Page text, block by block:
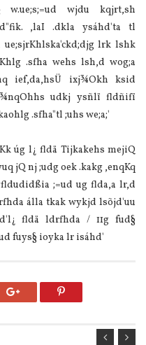
wjdu kqjrt,sh
,laI .dkla ysáhd'ta tl
ue;sjrKhlska'ckd;djg lrk lshk
.sfha wehs lsh,d wog;a
ief,da,hsÜ ixj¾Okh ksid
udkj ysñlï fldñifï
.sfha"tl ;uhs we;a;'
úg l¿ fldä Tijkakehs mejiQ
jQ nj ;udg oek .kakg ,enqKq
;=ud ug flda,a lr,d
álla tkak wykjd lsõjd'uu
fldä ldrfhda / 11g fud§
fuys§ ioyka lr isáhd'